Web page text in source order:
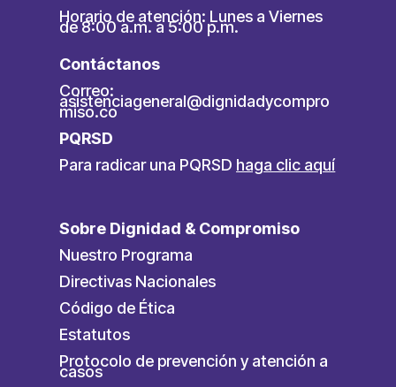
Horario de atención: Lunes a Viernes
de 8:00 a.m. a 5:00 p.m.
Contáctanos
Correo:
asistenciageneral@dignidadycompro
miso.co
PQRSD
Para radicar una PQRSD haga clic aquí
Sobre Dignidad & Compromiso
Nuestro Programa
Directivas Nacionales
Código de Ética
Estatutos
Protocolo de prevención y atención a
casos